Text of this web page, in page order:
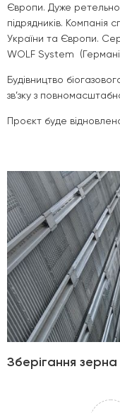
Європи. Дуже
підрядників. Компанія
України та Європи.
WOLF System
Будівництво
зв’зку з
Проєкт буде
Зберігання зерна